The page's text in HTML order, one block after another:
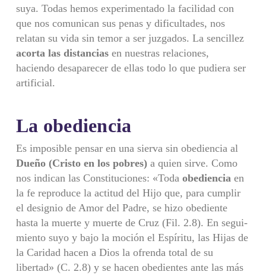
suya. Todas hemos expe­rimentado la facilidad con
que nos comunican sus penas y dificultades, nos
relatan su vida sin temor a ser juzgados. La sencillez
acorta las distancias en nuestras relaciones,
haciendo desaparecer de ellas todo lo que pudiera ser
artificial.
La obediencia
Es imposible pensar en una sierva sin obediencia al
Dueño (Cristo en los pobres) a quien sirve. Como
nos indican las Constituciones: «Toda obediencia en
la fe reproduce la actitud del Hijo que, para cumplir
el designio de Amor del Padre, se hizo obediente
hasta la muerte y muerte de Cruz (Fil. 2.8). En segui­
miento suyo y bajo la moción el Espíritu, las Hijas de
la Caridad hacen a Dios la ofrenda total de su
libertad» (C. 2.8) y se hacen obedientes ante las más